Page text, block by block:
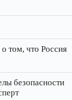
том, что Россия
безопасности